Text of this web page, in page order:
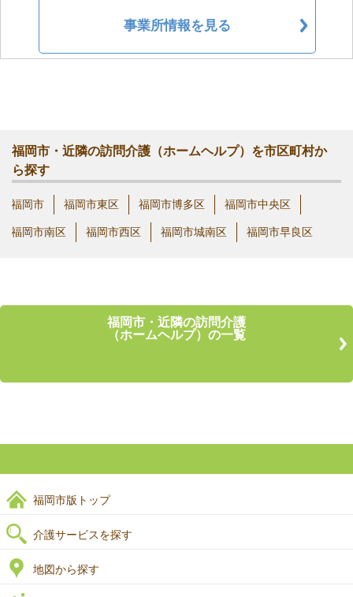
事業所情報を見る
福岡市・近隣の訪問介護（ホームヘルプ）を市区町村か
ら探す
福岡市 福岡市東区 福岡市博多区 福岡市中央区
福岡市南区 福岡市西区 福岡市城南区 福岡市早良区
福岡市・近隣の訪問介護
（ホームヘルプ）の一覧
福岡市版トップ
介護サービスを探す
地図から探す